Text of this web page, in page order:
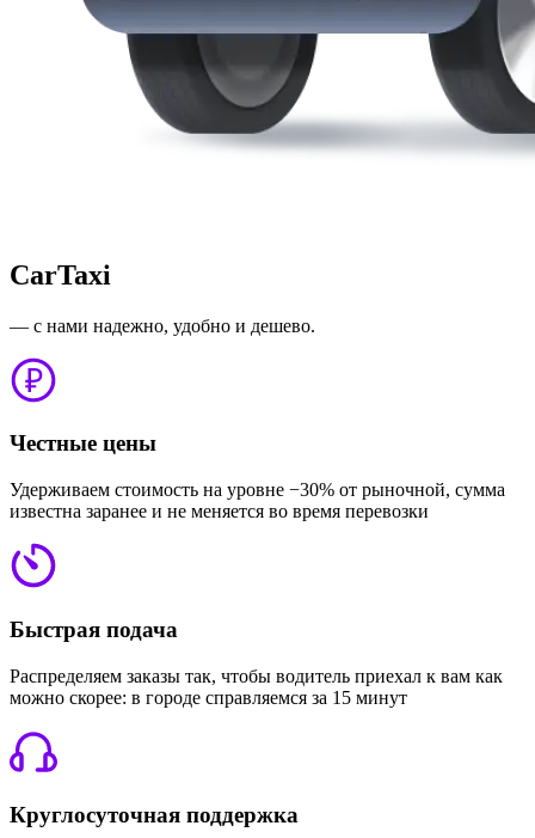
CarTaxi
— с нами надежно, удобно и дешево.
Честные цены
Удерживаем стоимость на уровне −30% от рыночной, сумма
известна заранее и не меняется во время перевозки
Быстрая подача
Распределяем заказы так, чтобы водитель приехал к вам как
можно скорее: в городе справляемся за 15 минут
Круглосуточная поддержка